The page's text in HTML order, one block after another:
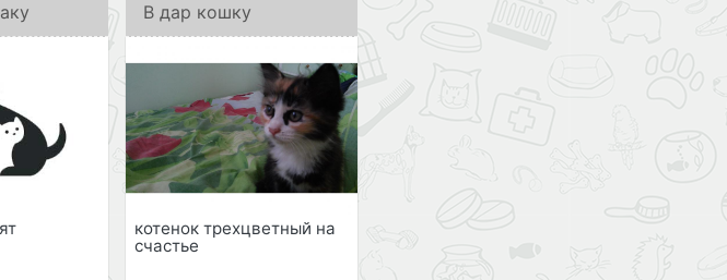
В дар кошку
котенок трехцветный на
счастье